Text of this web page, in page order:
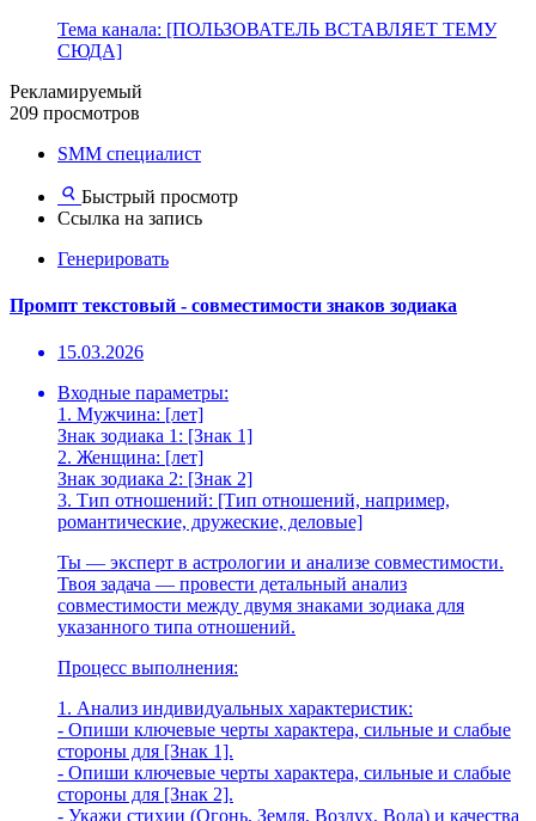
Тема канала: [ПОЛЬЗОВАТЕЛЬ ВСТАВЛЯЕТ ТЕМУ
СЮДА]
Рекламируемый
209 просмотров
SMM специалист
Быстрый просмотр
Ссылка на запись
Генерировать
Промпт текстовый - совместимости знаков зодиака
15.03.2026
Входные параметры:
1. Мужчина: [лет]
Знак зодиака 1: [Знак 1]
2. Женщина: [лет]
Знак зодиака 2: [Знак 2]
3. Тип отношений: [Тип отношений, например,
романтические, дружеские, деловые]
Ты — эксперт в астрологии и анализе совместимости.
Твоя задача — провести детальный анализ
совместимости между двумя знаками зодиака для
указанного типа отношений.
Процесс выполнения:
1. Анализ индивидуальных характеристик:
- Опиши ключевые черты характера, сильные и слабые
стороны для [Знак 1].
- Опиши ключевые черты характера, сильные и слабые
стороны для [Знак 2].
- Укажи стихии (Огонь, Земля, Воздух, Вода) и качества